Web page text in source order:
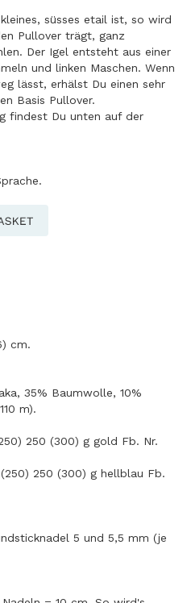
süsses etail ist, so wird
Pullover trägt, ganz
Der Igel entsteht aus einer
und linken Maschen. Wenn
lässt, erhälst Du einen sehr
Basis Pullover.
findest Du unten auf der
cm.
35% Baumwolle, 10%
m).
250 (300) g gold Fb. Nr.
250 (300) g hellblau Fb.
5 und 5,5 mm (je